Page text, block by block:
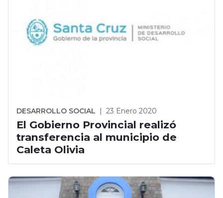
DESARROLLO SOCIAL | 23 Enero 2020
El Gobierno Provincial realizó
transferencia al municipio de
Caleta Olivia